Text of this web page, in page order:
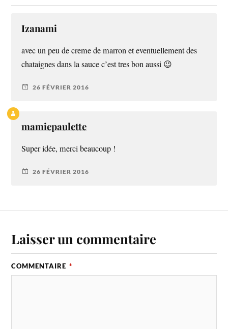
Izanami
avec un peu de creme de marron et eventuellement des
chataignes dans la sauce c’est tres bon aussi 😉
26 FÉVRIER 2016
mamiepaulette
Super idée, merci beaucoup !
26 FÉVRIER 2016
Laisser un commentaire
COMMENTAIRE *